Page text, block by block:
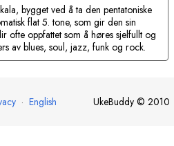
bygget ved å ta den pentatoniske
flat 5. tone, som gir den sin
ofte oppfattet som å høres sjelfullt og
av blues, soul, jazz, funk og rock.
· English UkeBuddy © 2010